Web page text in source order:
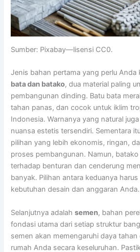
Sumber: Pixabay—lisensi CC0.
Jenis bahan pertama yang perlu Anda
bata dan batako, dua material paling
pembangunan dinding. Batu bata
tahan panas, dan cocok untuk iklim
Indonesia. Warnanya yang natural
nuansa estetis tersendiri. Sementara
pilihan yang lebih ekonomis, ringan,
proses pembangunan. Namun,
terhadap benturan dan cenderung
banyak. Pilihan antara keduanya
kebutuhan desain dan anggaran Anda.
Selanjutnya adalahsemen, bahan
fondasi utama dari setiap struktur
semen akan memengaruhi daya
rumah Anda secara keseluruhan.